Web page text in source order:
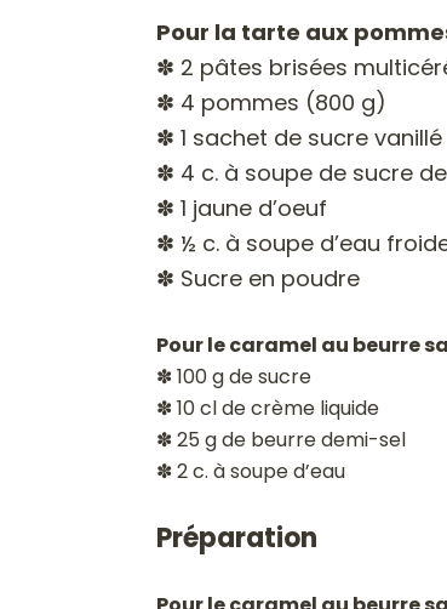
Pour la tarte aux
✽ 2 pâtes brisées
✽ 4 pommes (800 g)
✽ 1 sachet de sucre vanillé
✽ 4 c. à soupe de sucre
✽ 1 jaune d’oeuf
✽ ½ c. à soupe d’eau
✽ Sucre en poudre
Pour le caramel au beurre
✽ 100 g de sucre
✽ 10 cl de crème liquide
✽ 25 g de beurre demi-sel
✽ 2 c. à soupe d’eau
Préparation